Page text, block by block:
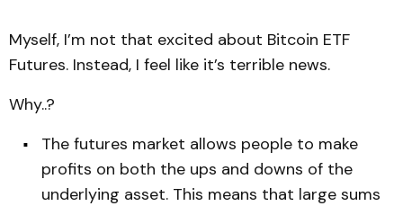
Myself, I’m not that excited about Bitcoin ETF
Futures. Instead, I feel like it’s terrible news.
Why..?
The futures market allows people to make
profits on both the ups and downs of the
underlying asset. This means that large sums